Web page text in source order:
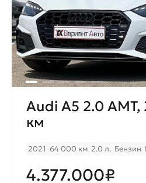
Audi A5 2.0 AMT,
км
2021 64 000 км 2.0 л. Бензин
4.377.000₽